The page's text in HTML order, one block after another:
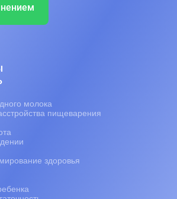
молока
пищеварения
здоровья